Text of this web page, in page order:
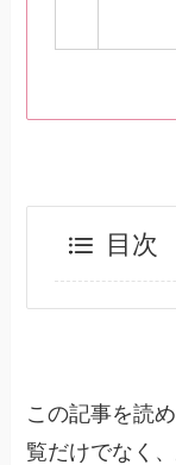
目次
この記事を読
覧だけでなく